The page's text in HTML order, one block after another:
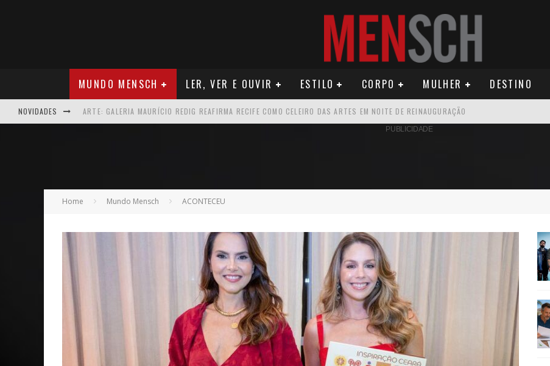
MUNDO MENSCH LER, VER E OUVIR ESTILO CORPO MULHER DESTINO
NOVIDADES NEGÓCIOS: MUDANÇA NAS REGRAS DO SEGURO DE SAÚDE PODE AUMENTAR CUSTOS PARA MILHARES DE BRASILEIROS QUE VIVEM
CAPA: O SUCESSO DE JOÃO VICTOR GONÇALVES COM SEU MAU MAU EM 'QUEM AMA CUIDA'
VER: CINCO DICAS DO QUE ASSISTIR NO STREAMING
NEGÓCIOS: FÁBIO RUA, VICE-PRESIDENTE DA GM NA AMÉRICA DO SUL E SEU LEGADO
ARTE: GALERIA MAURÍCIO REDIG REAFIRMA RECIFE COMO CELEIRO DAS ARTES EM NOITE DE REINAUGURAÇÃO
PUBLICIDADE
Home Mundo Mensch ACONTECEU